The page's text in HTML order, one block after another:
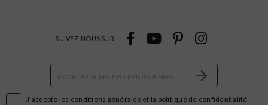
J'accepte les conditions générales et la politique de confidentialité
SUIVEZ-NOUS SUR